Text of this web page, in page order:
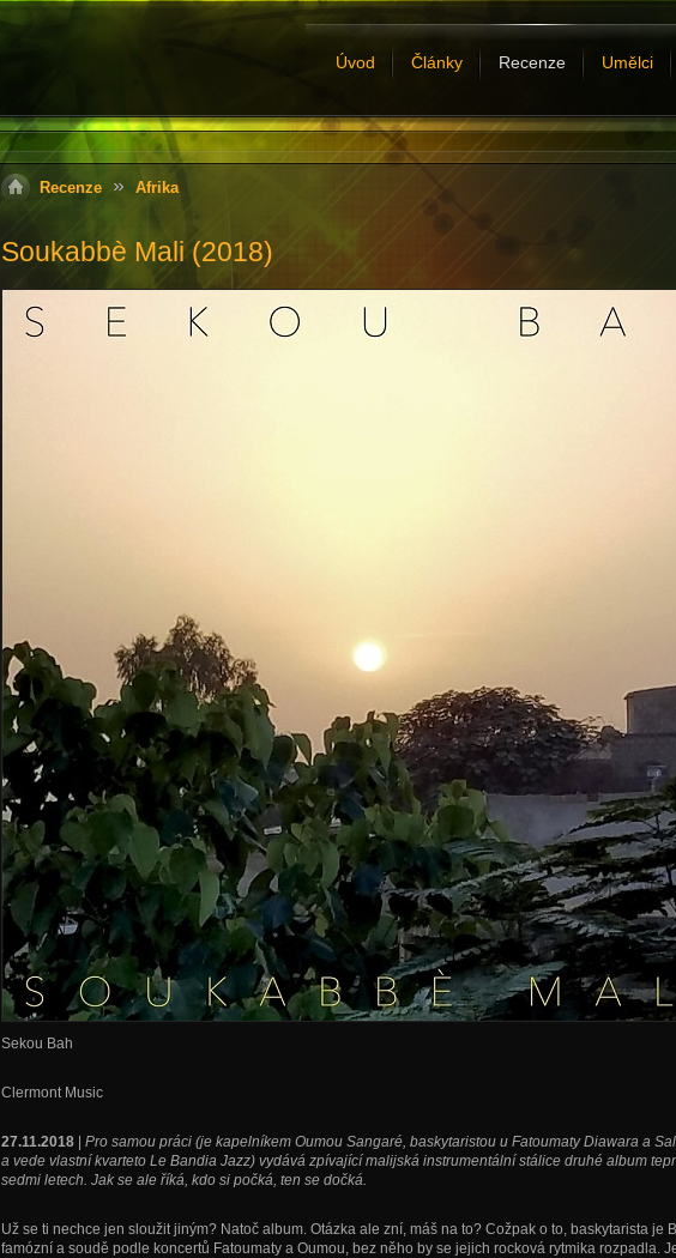
Úvod Články Recenze Umělci
Recenze Afrika
Soukabbè Mali (2018)
Sekou Bah
Clermont Music
27.11.2018| Pro samou práci (je kapelníkem Oumou Sangaré, baskytaristou u Fatoumaty Diawara a
a vede vlastní kvarteto Le Bandia Jazz) vydává zpívající malijská instrumentální stálice druhé album
sedmi letech. Jak se ale říká, kdo si počká, ten se dočká.
Už se ti nechce jen sloužit jiným? Natoč album. Otázka ale zní, máš na to? Cožpak o to, baskytarista je
famózní a soudě podle koncertů Fatoumaty a Oumou, bez něho by se jejich rocková rytmika rozpadla.